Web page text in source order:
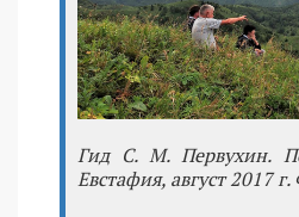
Гид С. М. Первухин.
Евстафия, август 2017